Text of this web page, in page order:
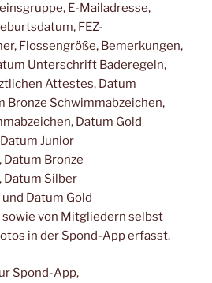
E-Mailadresse,
FEZ-
Flossengröße, Bemerkungen,
Unterschrift Baderegeln,
Attestes, Datum
Bronze Schwimmabzeichen,
Datum Gold
Junior
Bronze
Datum Silber
Datum Gold
von Mitgliedern selbst
in der Spond-App erfasst.
Spond-App,